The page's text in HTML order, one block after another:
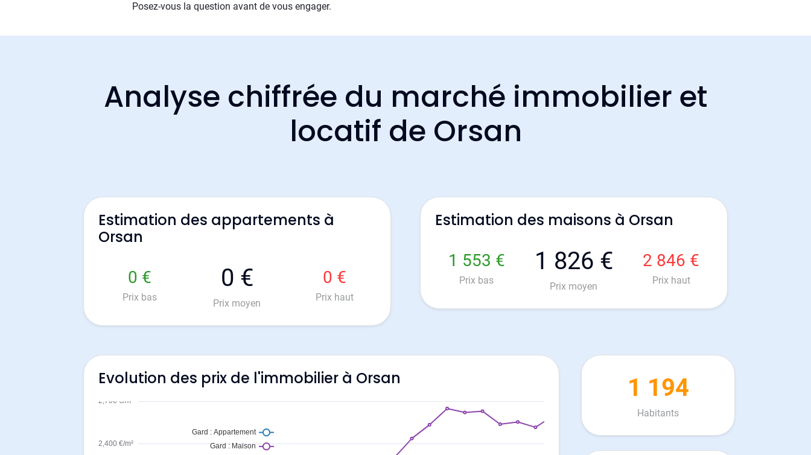
Posez-vous la question avant de vous engager.
Analyse chiffrée du marché immobilier et
locatif de Orsan
Estimation des appartements à
Orsan
0 €
Prix bas
0 €
Prix moyen
0 €
Prix haut
Estimation des maisons à Orsan
1 553 €
Prix bas
1 826 €
Prix moyen
2 846 €
Prix haut
Evolution des prix de l'immobilier à Orsan 1 194
Habitants